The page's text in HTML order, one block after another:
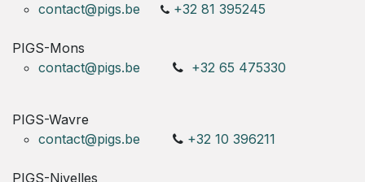
contact@pigs.be
+32 81 395245
PIGS-Mons
contact@pigs.be
+32 65 475330
PIGS-Wavre
contact@pigs.be
+32 10 396211
PIGS-Nivelles